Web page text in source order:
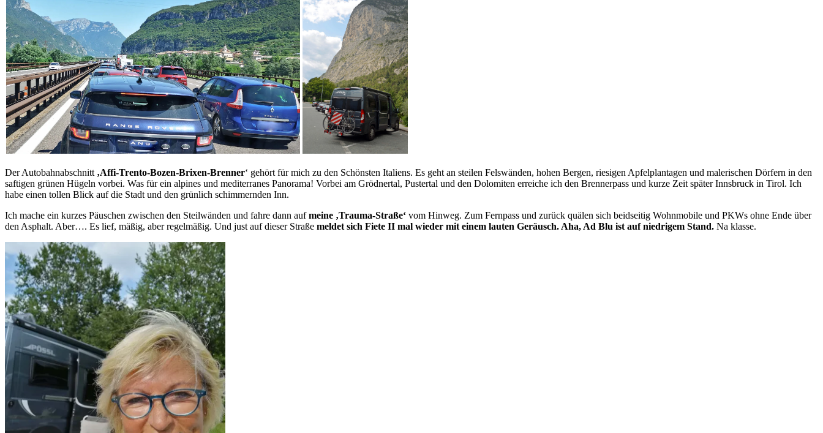
Der Autobahnabschnitt ‚Affi-Trento-Bozen-Brixen-Brenner‘ gehört für mich zu den Schönsten Italiens. Es geht an steilen Felswänden, hohen Bergen, riesigen Apfelplantagen und malerischen Dörfern in den
saftigen grünen Hügeln vorbei. Was für ein alpines und mediterranes Panorama! Vorbei am Grödnertal, Pustertal und den Dolomiten erreiche ich den Brennerpass und kurze Zeit später Innsbruck in Tirol. Ich
habe einen tollen Blick auf die Stadt und den grünlich schimmernden Inn.
Ich mache ein kurzes Päuschen zwischen den Steilwänden und fahre dann aufmeine ‚Trauma-Straße‘ vom Hinweg. Zum Fernpass und zurück quälen sich beidseitig Wohnmobile und PKWs ohne Ende über
den Asphalt. Aber…. Es lief, mäßig, aber regelmäßig. Und just auf dieser Straße meldet sich Fiete II mal wieder mit einem lauten Geräusch. Aha, Ad Blu ist auf niedrigem Stand. Na klasse.